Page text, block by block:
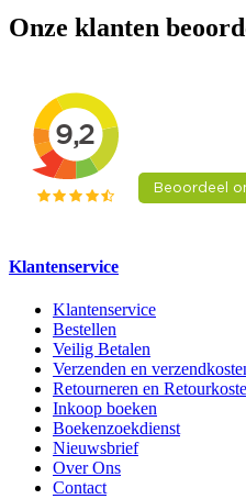
Onze klanten
Klantenservice
Klantenservice
Bestellen
Veilig Betalen
Verzenden en
Retourneren en
Inkoop boeken
Boekenzoekdienst
Nieuwsbrief
Over Ons
Contact